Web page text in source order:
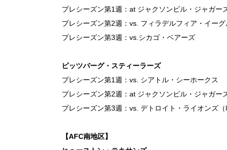
プレシーズン第1週：at ジャクソンビル・ジャガー
プレシーズン第2週：vs. フィラデルフィア・イーグ
プレシーズン第3週：vs.シカゴ・ベアーズ
ピッツバーグ・スティーラーズ
プレシーズン第1週：vs. シアトル・シーホークス
プレシーズン第2週：at ジャクソンビル・ジャガー
プレシーズン第3週：vs. デトロイト・ライオンズ（
【AFC南地区】